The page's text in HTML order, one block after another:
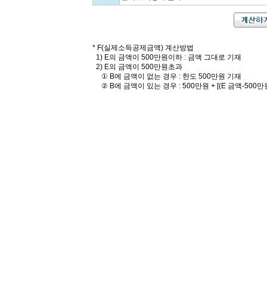
* F(실제소득공제금액) 계산방법
1) E의 금액이 500만원이하 : 금액 그대로 기재
2) E의 금액이 500만원초과
① B에 금액이 없는 경우 : 한도 500만원 기재
② B에 금액이 있는 경우 : 500만원 + [(E 금액-500만